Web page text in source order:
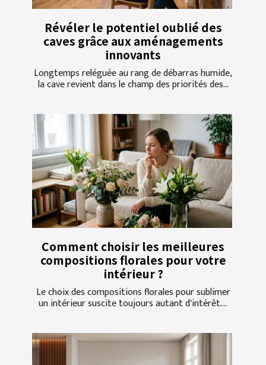
Révéler le potentiel oublié des
caves grâce aux aménagements
innovants
Longtemps reléguée au rang de débarras humide,
la cave revient dans le champ des priorités des...
Comment choisir les meilleures
compositions florales pour votre
intérieur ?
Le choix des compositions florales pour sublimer
un intérieur suscite toujours autant d'intérêt....